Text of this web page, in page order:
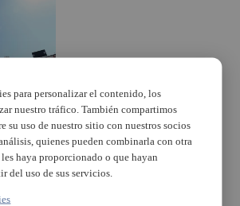
de
Levante
Madrid
sin
para personalizar el contenido, los
nuestro tráfico. También compartimos
su uso de nuestro sitio con nuestros socios
quienes pueden combinarla con otra
haya proporcionado o que hayan
del uso de sus servicios.